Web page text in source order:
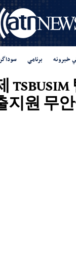
خبرونه برنامې
원 무